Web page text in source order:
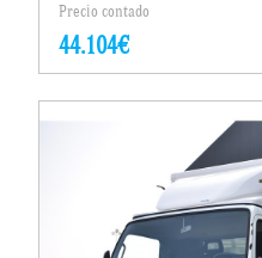
Precio contado
44.104€